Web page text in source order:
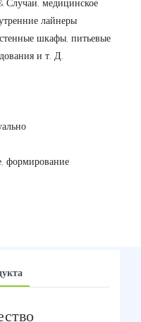
Случаи, медицинское
лайнеры
шкафы, питьевые
и т. Д.
формирование